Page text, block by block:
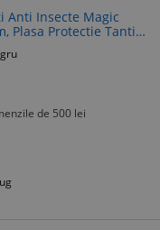
Anti Insecte Magic
Plasa Protectie Tanti
de 500 lei